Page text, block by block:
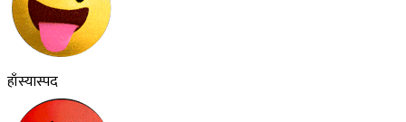
हाँस्यास्पद